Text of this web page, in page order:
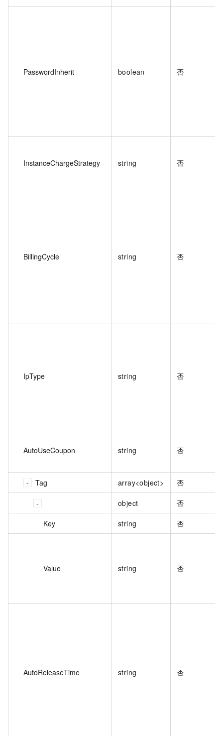
PasswordInherit boolean 否
InstanceChargeStrategy string 否
BillingCycle string 否
IpType string 否
AutoUseCoupon string 否
Tag array<object> 否
object 否
Key string 否
Value string 否
AutoReleaseTime string 否